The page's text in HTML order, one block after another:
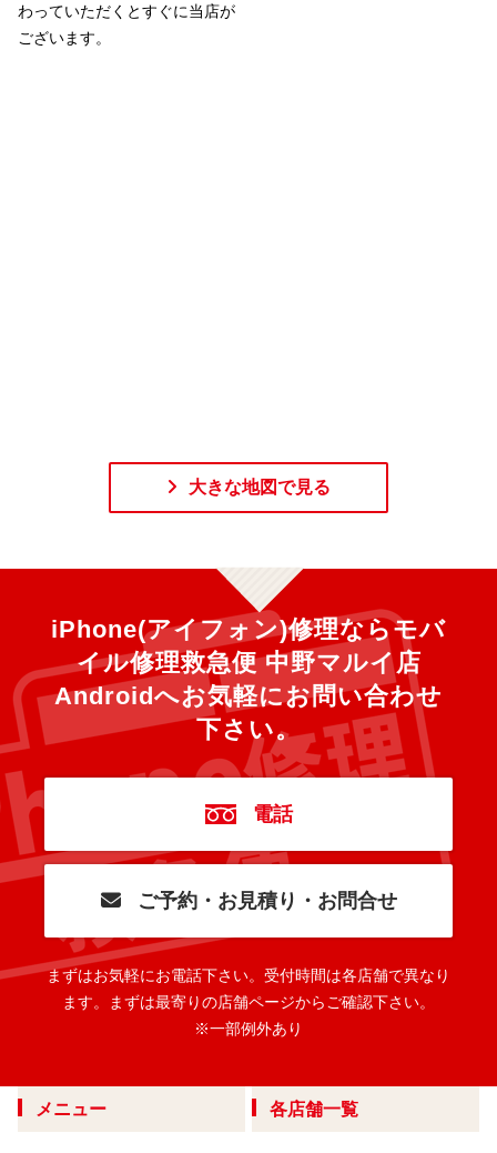
わっていただくとすぐに当店が
ございます。
大きな地図で見る
iPhone(アイフォン)修理ならモバ
イル修理救急便 中野マルイ店
Androidへお気軽にお問い合わせ
下さい。
電話
ご予約・お見積り・お問合せ
まずはお気軽にお電話下さい。 受付時間は各店舗で異なり
ます。
まずは最寄りの店舗ページからご確認下さい。
※一部例外あり
メニュー 各店舗一覧